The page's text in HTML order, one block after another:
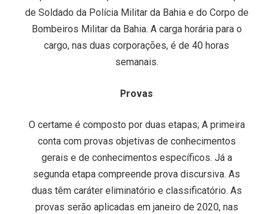
de Soldado da Polícia Militar da Bahia e do Corpo de
Bombeiros Militar da Bahia. A carga horária para o
cargo, nas duas corporações, é de 40 horas
semanais.
Provas
O certame é composto por duas etapas; A primeira
conta com provas objetivas de conhecimentos
gerais e de conhecimentos específicos. Já a
segunda etapa compreende prova discursiva. As
duas têm caráter eliminatório e classificatório. As
provas serão aplicadas em janeiro de 2020, nas